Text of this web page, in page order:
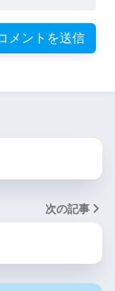
次の記事